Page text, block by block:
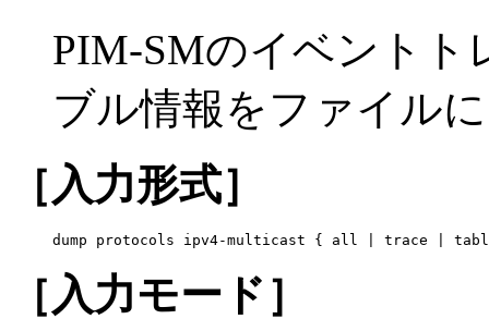
PIM-SMのイベントト
ブル情報をファイル
［入力形式］
dump protocols ipv4-multicast { all | trace |
［入力モード］